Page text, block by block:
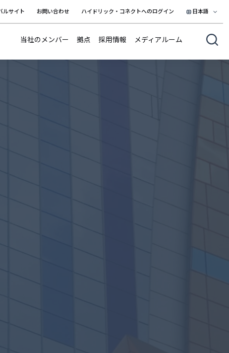
ルサイト お問い合わせ ハイドリック・コネクトへのログイン 日本語
日本語
当社のメンバー 拠点 採用情報 メディアルーム